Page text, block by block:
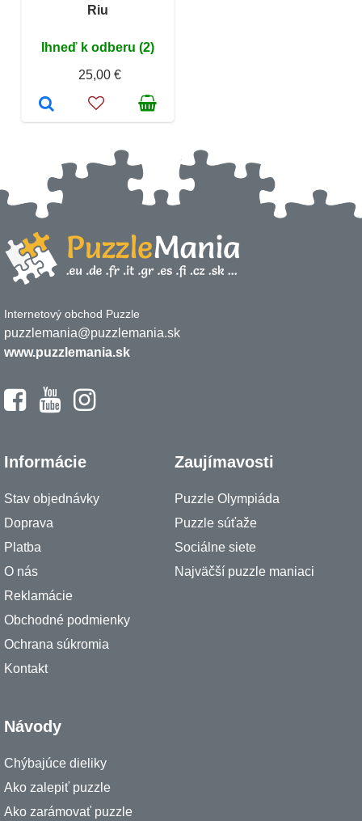
Riu
Ihneď k odberu (2)
25,00 €
Internetový obchod Puzzle
puzzlemania@puzzlemania.sk
www.puzzlemania.sk
Informácie
Stav objednávky
Doprava
Platba
O nás
Reklamácie
Obchodné podmienky
Ochrana súkromia
Kontakt
Zaujímavosti
Puzzle Olympiáda
Puzzle súťaže
Sociálne siete
Najväčší puzzle maniaci
Návody
Chýbajúce dieliky
Ako zalepiť puzzle
Ako zarámovať puzzle